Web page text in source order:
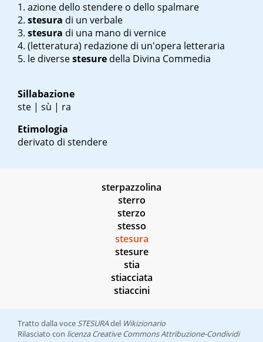
azione dello stendere o dello spalmare
stesura di un verbale
stesura di una mano di vernice
(letteratura) redazione di un'opera letteraria
le diversestesure della Divina Commedia
Sillabazione
ste | sù | ra
Etimologia
derivato di stendere
sterpazzolina
sterro
sterzo
stesso
stesura
stesure
stia
stiacciata
stiaccini
Tratto dalla voce STESURAdel Wikizionario
Rilasciato con licenza Creative Commons Attribuzione-Condividi